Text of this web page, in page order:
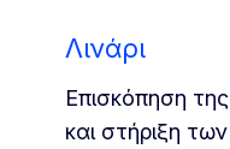
Λινάρι
Επισκόπηση
και στήριξη